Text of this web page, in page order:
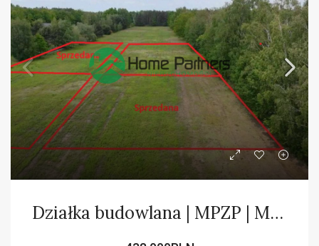
Działka budowlana | MPZP | Media |Las| Ostatnia